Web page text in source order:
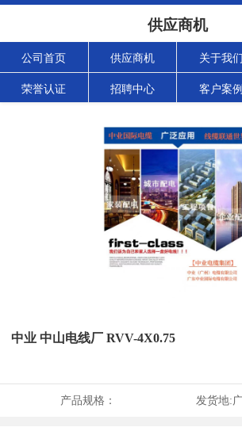
供应商机
公司首页 供应商机 关于我们
荣誉认证 招聘中心 客户案例
中业 中山电线厂 RVV-4X0.75
产品规格： 发货地: